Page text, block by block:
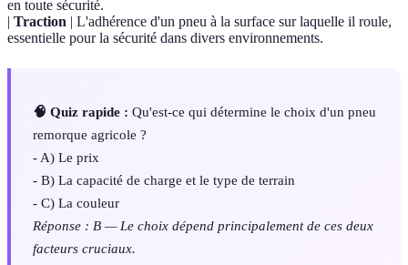
en toute sécurité.
| Traction | L'adhérence d'un pneu à la surface sur laquelle il roule,
essentielle pour la sécurité dans divers environnements.
🧠 Quiz rapide : Qu'est-ce qui détermine le choix d'un pneu
remorque agricole ?
- A) Le prix
- B) La capacité de charge et le type de terrain
- C) La couleur
Réponse : B — Le choix dépend principalement de ces deux
facteurs cruciaux.